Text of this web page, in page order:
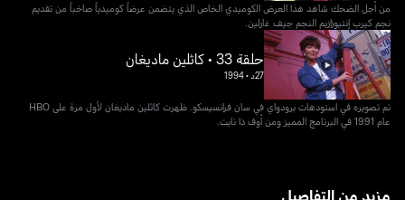
من أجل الضحك شاهد هذا العرض الكوميدي الخاص الذي يتضمن عرضاً كوميدياً صاخباً من تقديم
نجم كيرب إنتيوزازيم النجم جيف غارلين.
حلقة 33 • كاثلين ماديغان
27د •
1994
تم تصويره في استودهات برودواي في سان فرانسيسكو. ظهرت كاثلين ماديغان لأول مرة على HBO
عام 1991 في البرنامج المميز ومن أوف ذا نايت.